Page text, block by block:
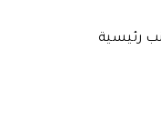
رئيسية